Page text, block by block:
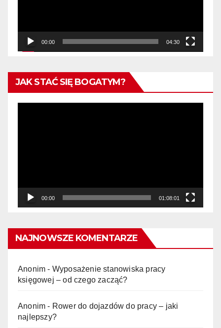
00:00 04:30
JAK STAĆ SIĘ BOGATYM?
00:00 01:08:01
NAJNOWSZE KOMENTARZE
Anonim - Wyposażenie stanowiska pracy
księgowej – od czego zacząć?
Anonim - Rower do dojazdów do pracy – jaki
najlepszy?